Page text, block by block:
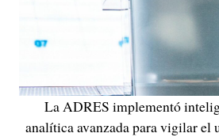
La ADRES implementó
analítica avanzada para vigilar el